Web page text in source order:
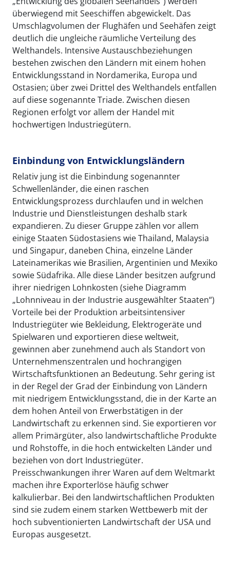
überwiegend mit Seeschiffen abgewickelt. Das
Umschlagvolumen der Flughäfen und Seehäfen zeigt
deutlich die ungleiche räumliche Verteilung des
Welthandels. Intensive Austauschbeziehungen
bestehen zwischen den Ländern mit einem hohen
Entwicklungsstand in Nordamerika, Europa und
Ostasien; über zwei Drittel des Welthandels entfallen
auf diese sogenannte Triade. Zwischen diesen
Regionen erfolgt vor allem der Handel mit
hochwertigen Industriegütern.
Einbindung von Entwicklungsländern
Relativ jung ist die Einbindung sogenannter
Schwellenländer, die einen raschen
Entwicklungsprozess durchlaufen und in welchen
Industrie und Dienstleistungen deshalb stark
expandieren. Zu dieser Gruppe zählen vor allem
einige Staaten Südostasiens wie Thailand, Malaysia
und Singapur, daneben China, einzelne Länder
Lateinamerikas wie Brasilien, Argentinien und Mexiko
sowie Südafrika. Alle diese Länder besitzen aufgrund
ihrer niedrigen Lohnkosten (siehe Diagramm
„Lohnniveau in der Industrie ausgewählter Staaten“)
Vorteile bei der Produktion arbeitsintensiver
Industriegüter wie Bekleidung, Elektrogeräte und
Spielwaren und exportieren diese weltweit,
gewinnen aber zunehmend auch als Standort von
Unternehmenszentralen und hochrangigen
Wirtschaftsfunktionen an Bedeutung. Sehr gering ist
in der Regel der Grad der Einbindung von Ländern
mit niedrigem Entwicklungsstand, die in der Karte an
dem hohen Anteil von Erwerbstätigen in der
Landwirtschaft zu erkennen sind. Sie exportieren vor
allem Primärgüter, also landwirtschaftliche Produkte
und Rohstoffe, in die hoch entwickelten Länder und
beziehen von dort Industriegüter.
Preisschwankungen ihrer Waren auf dem Weltmarkt
machen ihre Exporterlöse häufig schwer
kalkulierbar. Bei den landwirtschaftlichen Produkten
sind sie zudem einem starken Wettbewerb mit der
hoch subventionierten Landwirtschaft der USA und
Europas ausgesetzt.